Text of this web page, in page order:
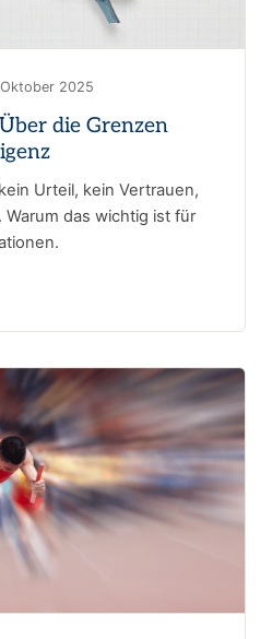
2025
die Grenzen
Urteil, kein Vertrauen,
das wichtig ist für